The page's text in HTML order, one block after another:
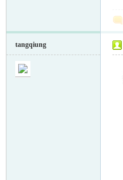
tangqiung